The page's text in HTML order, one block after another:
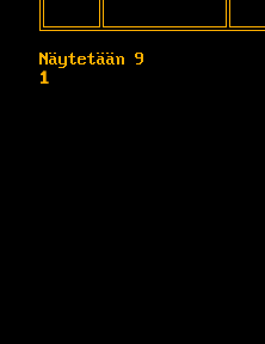
Näytetään 9
1